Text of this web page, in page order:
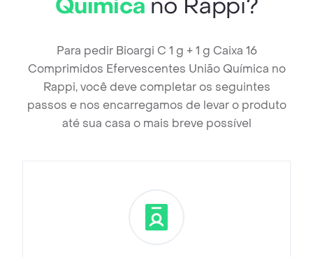
Química no Rappi?
Para pedir Bioargi C 1 g + 1 g Caixa 16
Comprimidos Efervescentes União Química no
Rappi, você deve completar os seguintes
passos e nos encarregamos de levar o produto
até sua casa o mais breve possível